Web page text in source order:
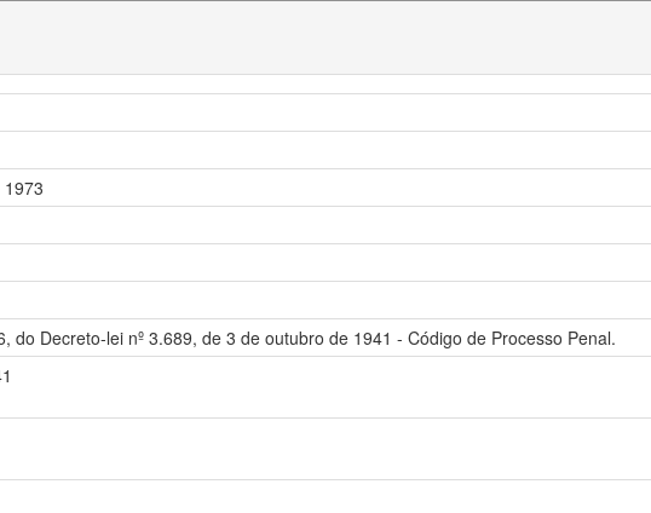
do Decreto-lei nº 3.689, de 3 de outubro de 1941 - Código de Processo Penal.